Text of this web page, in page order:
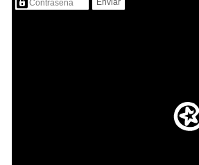
Contenido protegido…